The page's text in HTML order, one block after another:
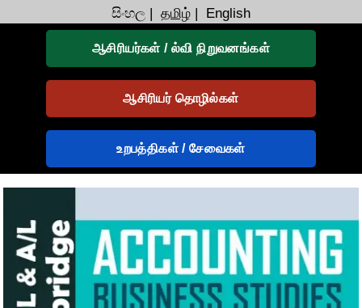
සිංහල | தமிழ் | English
ஆசிரியர்கள் / ல்வி நிறுவனங்கள்
ஆசிரியர் தொழில்கள்
உறபத்திகள் / சேவைகள்